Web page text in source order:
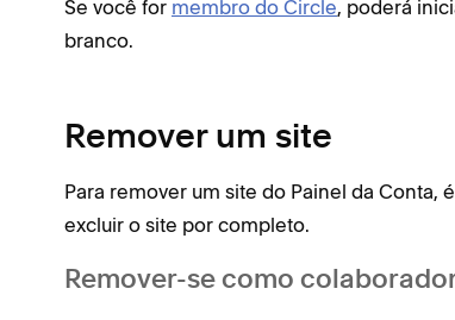
Se você for membro do Circle, poderá
branco.
Remover um site
Para remover um site do Painel da
excluir o site por completo.
Remover-se como